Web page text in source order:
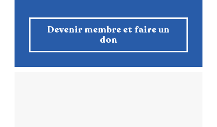
Devenir membre et faire un
don